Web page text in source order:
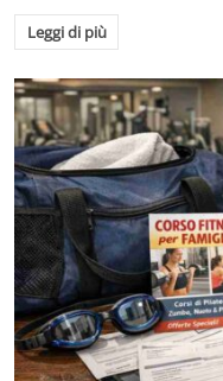
Leggi di più